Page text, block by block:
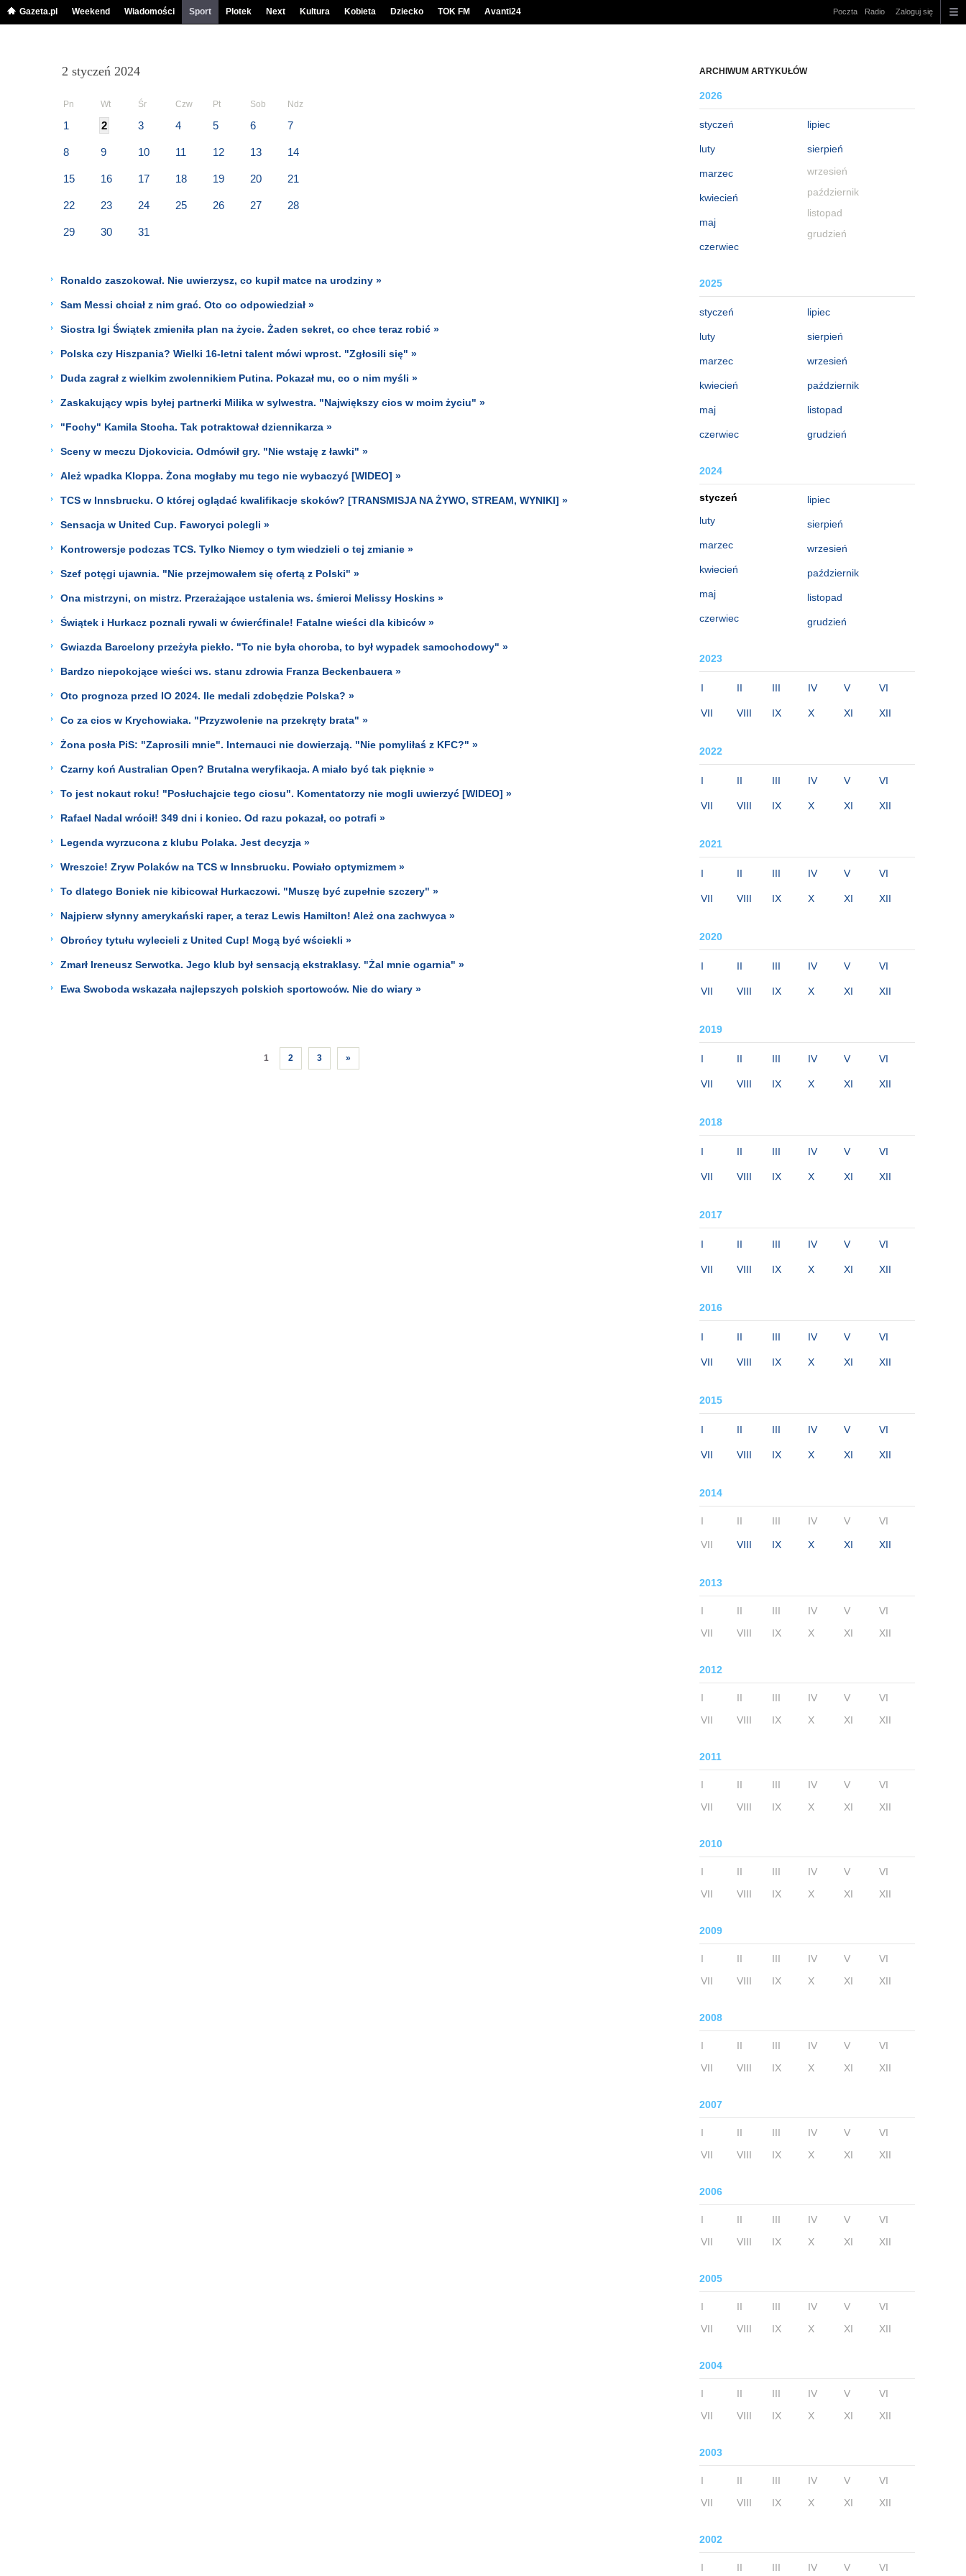
Gazeta.pl Weekend Wiadomości Sport Plotek Next Kultura Kobieta Dziecko TOK FM Avanti24 Poczta Radio Zaloguj się
ARCHIWUM ARTYKUŁÓW
2026
styczeń
luty
marzec
kwiecień
maj
czerwiec
lipiec
sierpień
wrzesień
październik
listopad
grudzień
2025
styczeń
luty
marzec
kwiecień
maj
czerwiec
lipiec
sierpień
wrzesień
październik
listopad
grudzień
2024
styczeń
luty
marzec
kwiecień
maj
czerwiec
lipiec
sierpień
wrzesień
październik
listopad
grudzień
2023
I II III IV V VI
VII VIII IX X XI XII
2022
I II III IV V VI
VII VIII IX X XI XII
2021
I II III IV V VI
VII VIII IX X XI XII
2020
I II III IV V VI
VII VIII IX X XI XII
2019
I II III IV V VI
VII VIII IX X XI XII
2018
I II III IV V VI
VII VIII IX X XI XII
2017
I II III IV V VI
VII VIII IX X XI XII
2016
I II III IV V VI
VII VIII IX X XI XII
2015
I II III IV V VI
VII VIII IX X XI XII
2014
I II III IV V VI
VII VIII IX X XI XII
2013
I II III IV V
VI
VII
VIII IX X XI XII
2012
I II III IV V
VI
VII
VIII IX X XI XII
2011
I II III IV V
VI
VII
VIII IX X XI XII
2010
I II III IV V
VI
VII
VIII IX X XI XII
2009
I II III IV V
VI
VII
VIII IX X XI XII
2008
I II III IV V
VI
VII
VIII IX X XI XII
2007
I II III IV V
VI
VII
VIII IX X XI XII
2006
I II III IV V
VI
VII
VIII IX X XI XII
2005
I II III IV V
VI
VII
VIII IX X XI XII
2004
I II III IV V
VI
VII
VIII IX X XI XII
2003
I II III IV V
VI
VII
VIII IX X XI XII
2002
I II III IV V VI
2 styczeń 2024
Pn Wt Śr Czw Pt Sob Ndz
1 2 3 4 5 6 7
8 9 10 11 12 13 14
15 16 17 18 19 20 21
22 23 24 25 26 27 28
29 30 31
Ronaldo zaszokował. Nie uwierzysz, co kupił matce na urodziny »
Sam Messi chciał z nim grać. Oto co odpowiedział »
Siostra Igi Świątek zmieniła plan na życie. Żaden sekret, co chce teraz robić »
Polska czy Hiszpania? Wielki 16-letni talent mówi wprost. "Zgłosili się" »
Duda zagrał z wielkim zwolennikiem Putina. Pokazał mu, co o nim myśli »
Zaskakujący wpis byłej partnerki Milika w sylwestra. "Największy cios w moim życiu" »
"Fochy" Kamila Stocha. Tak potraktował dziennikarza »
Sceny w meczu Djokovicia. Odmówił gry. "Nie wstaję z ławki" »
Ależ wpadka Kloppa. Żona mogłaby mu tego nie wybaczyć [WIDEO] »
TCS w Innsbrucku. O której oglądać kwalifikacje skoków? [TRANSMISJA NA ŻYWO, STREAM, WYNIKI] »
Sensacja w United Cup. Faworyci polegli »
Kontrowersje podczas TCS. Tylko Niemcy o tym wiedzieli o tej zmianie »
Szef potęgi ujawnia. "Nie przejmowałem się ofertą z Polski" »
Ona mistrzyni, on mistrz. Przerażające ustalenia ws. śmierci Melissy Hoskins »
Świątek i Hurkacz poznali rywali w ćwierćfinale! Fatalne wieści dla kibiców »
Gwiazda Barcelony przeżyła piekło. "To nie była choroba, to był wypadek samochodowy" »
Bardzo niepokojące wieści ws. stanu zdrowia Franza Beckenbauera »
Oto prognoza przed IO 2024. Ile medali zdobędzie Polska? »
Co za cios w Krychowiaka. "Przyzwolenie na przekręty brata" »
Żona posła PiS: "Zaprosili mnie". Internauci nie dowierzają. "Nie pomyliłaś z KFC?" »
Czarny koń Australian Open? Brutalna weryfikacja. A miało być tak pięknie »
To jest nokaut roku! "Posłuchajcie tego ciosu". Komentatorzy nie mogli uwierzyć [WIDEO] »
Rafael Nadal wrócił! 349 dni i koniec. Od razu pokazał, co potrafi »
Legenda wyrzucona z klubu Polaka. Jest decyzja »
Wreszcie! Zryw Polaków na TCS w Innsbrucku. Powiało optymizmem »
To dlatego Boniek nie kibicował Hurkaczowi. "Muszę być zupełnie szczery" »
Najpierw słynny amerykański raper, a teraz Lewis Hamilton! Ależ ona zachwyca »
Obrońcy tytułu wylecieli z United Cup! Mogą być wściekli »
Zmarł Ireneusz Serwotka. Jego klub był sensacją ekstraklasy. "Żal mnie ogarnia" »
Ewa Swoboda wskazała najlepszych polskich sportowców. Nie do wiary »
1 2 3 »